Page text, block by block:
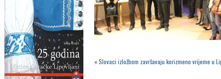
«Slovaci izložbom završavaju korizmeno vrijeme u